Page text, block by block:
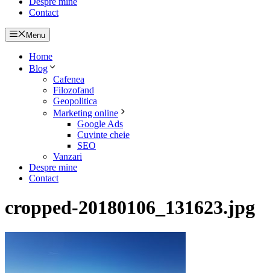
Contact
Menu
Home
Blog
Cafenea
Filozofand
Geopolitica
Marketing online
Google Ads
Cuvinte cheie
SEO
Vanzari
Despre mine
Contact
cropped-20180106_131623.jpg